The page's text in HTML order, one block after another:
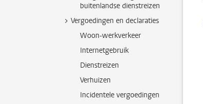
buitenlandse dienstreizen
Vergoedingen en declaraties
Woon-werkverkeer
Internetgebruik
Dienstreizen
Verhuizen
Incidentele vergoedingen